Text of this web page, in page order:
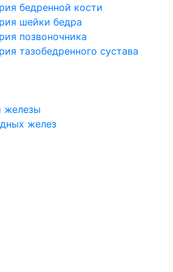
бедренной кости
шейки бедра
позвоночника
тазобедренного сустава
железы
желез